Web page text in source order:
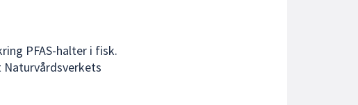
PFAS-halter i fisk.